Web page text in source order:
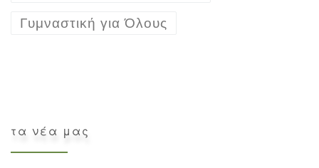
Γυμναστική για Όλους
τα νέα μας